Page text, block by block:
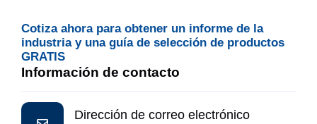
Cotiza ahora para obtener un informe de la
industria y una guía de selección de productos
GRATIS
Información de contacto
Dirección de correo electrónico